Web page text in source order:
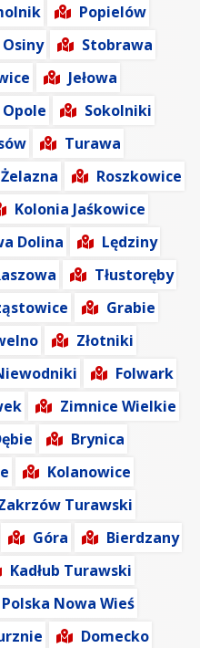
Popielów
Osiny
Stobrawa
Jełowa
Opole
Sokolniki
Turawa
Żelazna
Roszkowice
Kolonia Jaśkowice
Dolina
Lędziny
Tłustoręby
Grabie
Złotniki
Folwark
Zimnice Wielkie
Brynica
Kolanowice
Turawski
Góra
Bierdzany
Kadłub Turawski
Polska Nowa Wieś
Domecko